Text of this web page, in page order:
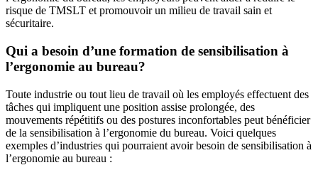
risque de TMSLT et promouvoir un milieu de travail sain et
sécuritaire.
Qui a besoin d’une formation de sensibilisation à
l’ergonomie au bureau?
Toute industrie ou tout lieu de travail où les employés effectuent des
tâches qui impliquent une position assise prolongée, des
mouvements répétitifs ou des postures inconfortables peut bénéficier
de la sensibilisation à l’ergonomie du bureau. Voici quelques
exemples d’industries qui pourraient avoir besoin de sensibilisation à
l’ergonomie au bureau :